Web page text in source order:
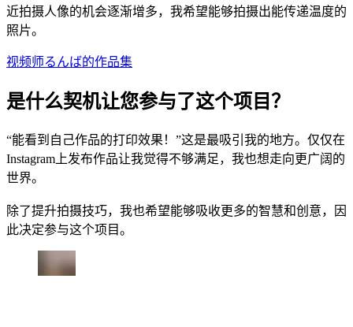
近拍摄人像的机会逐渐增多，我希望能够拍摄出能传递温度的
照片。
视频师るんば的作品集
是什么契机让您参与了这个项目？
“能看到自己作品的打印效果！”这是最吸引我的地方。仅仅在
Instagram上发布作品让我觉得不够满足，我也想走向更广阔的
世界。
除了提升拍摄技巧，我也希望能够吸收更多的智慧和创意，因
此决定参与这个项目。